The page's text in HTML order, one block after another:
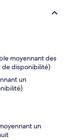
moyennant des
de disponibilité)
un
un